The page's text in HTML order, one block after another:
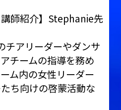
講師紹介】Stephanie先
チアリーダーやダンサ
チームの指導を務め
ム内の女性リーダー
ち向けの啓蒙活動な